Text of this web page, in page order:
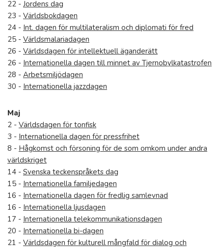
22 - Jordens dag
23 - Världsbokdagen
24 - Int. dagen för multilateralism och diplomati för fred
25 - Världsmalariadagen
26 - Världsdagen för intellektuell äganderätt
26 - Internationella dagen till minnet av Tjernobylkatastrofen
28 - Arbetsmiljödagen
30 - Internationella jazzdagen
Maj
2 - Världsdagen för tonfisk
3 - Internationella dagen för pressfrihet
8 - Hågkomst och försoning för de som omkom under andra
världskriget
14 - Svenska teckenspråkets dag
15 - Internationella familjedagen
16 - Internationella dagen för fredlig samlevnad
16 - Internationella ljusdagen
17 - Internationella telekommunikationsdagen
20 - Internationella bi-dagen
21 - Världsdagen för kulturell mångfald för dialog och